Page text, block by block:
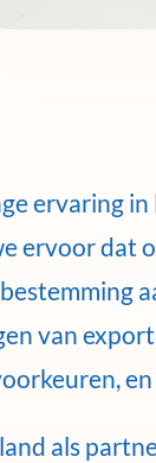
ervaring
ervoor dat
van
als